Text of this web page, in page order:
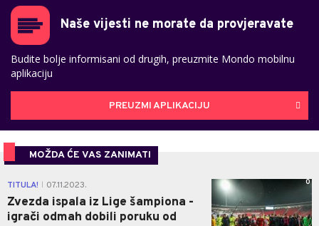
Naše vijesti ne morate da provjeravate
Budite bolje informisani od drugih, preuzmite Mondo mobilnu
aplikaciju
PREUZMI APLIKACIJU
MOŽDA ĆE VAS ZANIMATI
TITULA! 07.11.2023.
Zvezda ispala iz Lige šampiona -
igrači odmah dobili poruku od
0